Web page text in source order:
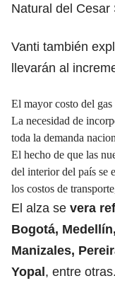
Natural del Cesar
Vanti también
llevarán al
El mayor costo del
La necesidad de
toda la demanda
El hecho de que las
del interior del país se
los costos de
El alza se vera
Bogotá,
Manizales,
Yopal, entre otras.